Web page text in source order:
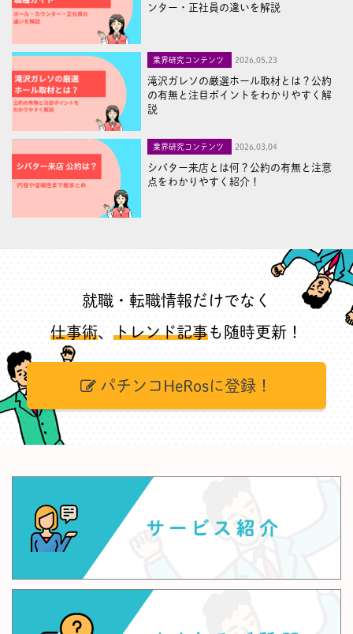
ンター・正社員の違いを解説
業界研究コンテンツ 2026,05,23
滝沢ガレソの厳選ホール取材とは？公約
の有無と注目ポイントをわかりやすく解
説
業界研究コンテンツ 2026,03,04
シバター来店とは何？公約の有無と注意
点をわかりやすく紹介！
就職・転職情報だけでなく
仕事術、 トレンド記事も随時更新！
パチンコHeRosに登録！